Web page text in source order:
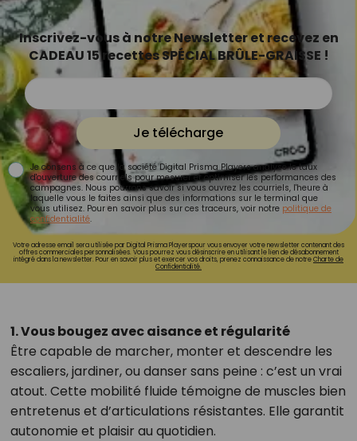
Inscrivez-vous à notre Newsletter et recevez en
CADEAU 15 recettes SPÉCIAL BRÛLE-GRAISSE !
Je télécharge
Je consens à ce que la société Digital Prisma Players analyse le taux
d'ouverture des courriels pour mesurer et optimiser les performances des
campagnes. Nous pourrons savoir si vous ouvrez les courriels, l'heure à
laquelle vous le faites ainsi que des informations sur le terminal que
vous utilisez. Pour en savoir plus sur ces traceurs, voir notre politique de
confidentialité.
Votre adresse email sera utilisée par Digital Prisma Playerspour vous envoyer votre newsletter contenant des
offres commerciales personnalisées. Vous pourrez vous désinscrire en utilisant le lien de désabonnement
intégré dans la newsletter. Pour en savoir plus et exercer vos droits, prenez connaissance de notreCharte de
Confidentialité.
1. Vous bougez avec aisance et régularité
Être capable de marcher, monter et descendre les
escaliers, jardiner, ou danser sans peine : c’est un vrai
atout. Cette mobilité fluide témoigne de muscles bien
entretenus et d’articulations résistantes. Elle garantit
autonomie et plaisir au quotidien.